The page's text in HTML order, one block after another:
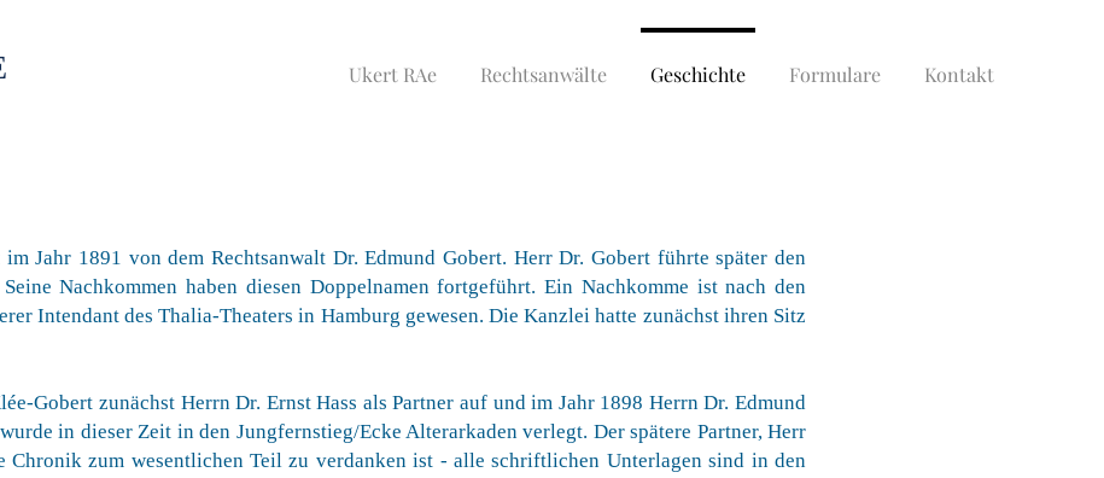
Ukert RAe Rechtsanwälte Geschichte Formulare Kontakt
Jahr 1891 von dem Rechtsanwalt Dr. Edmund Gobert. Herr Dr. Gobert führte später den
Nachkommen haben diesen Doppelnamen fortgeführt. Ein Nachkomme ist nach den
Intendant des Thalia-Theaters in Hamburg gewesen. Die Kanzlei hatte zunächst ihren Sitz
Gobert zunächst Herrn Dr. Ernst Hass als Partner auf und im Jahr 1898 Herrn Dr. Edmund
in dieser Zeit in den Jungfernstieg/Ecke Alterarkaden verlegt. Der spätere Partner, Herr
Chronik zum wesentlichen Teil zu verdanken ist - alle schriftlichen Unterlagen sind in den